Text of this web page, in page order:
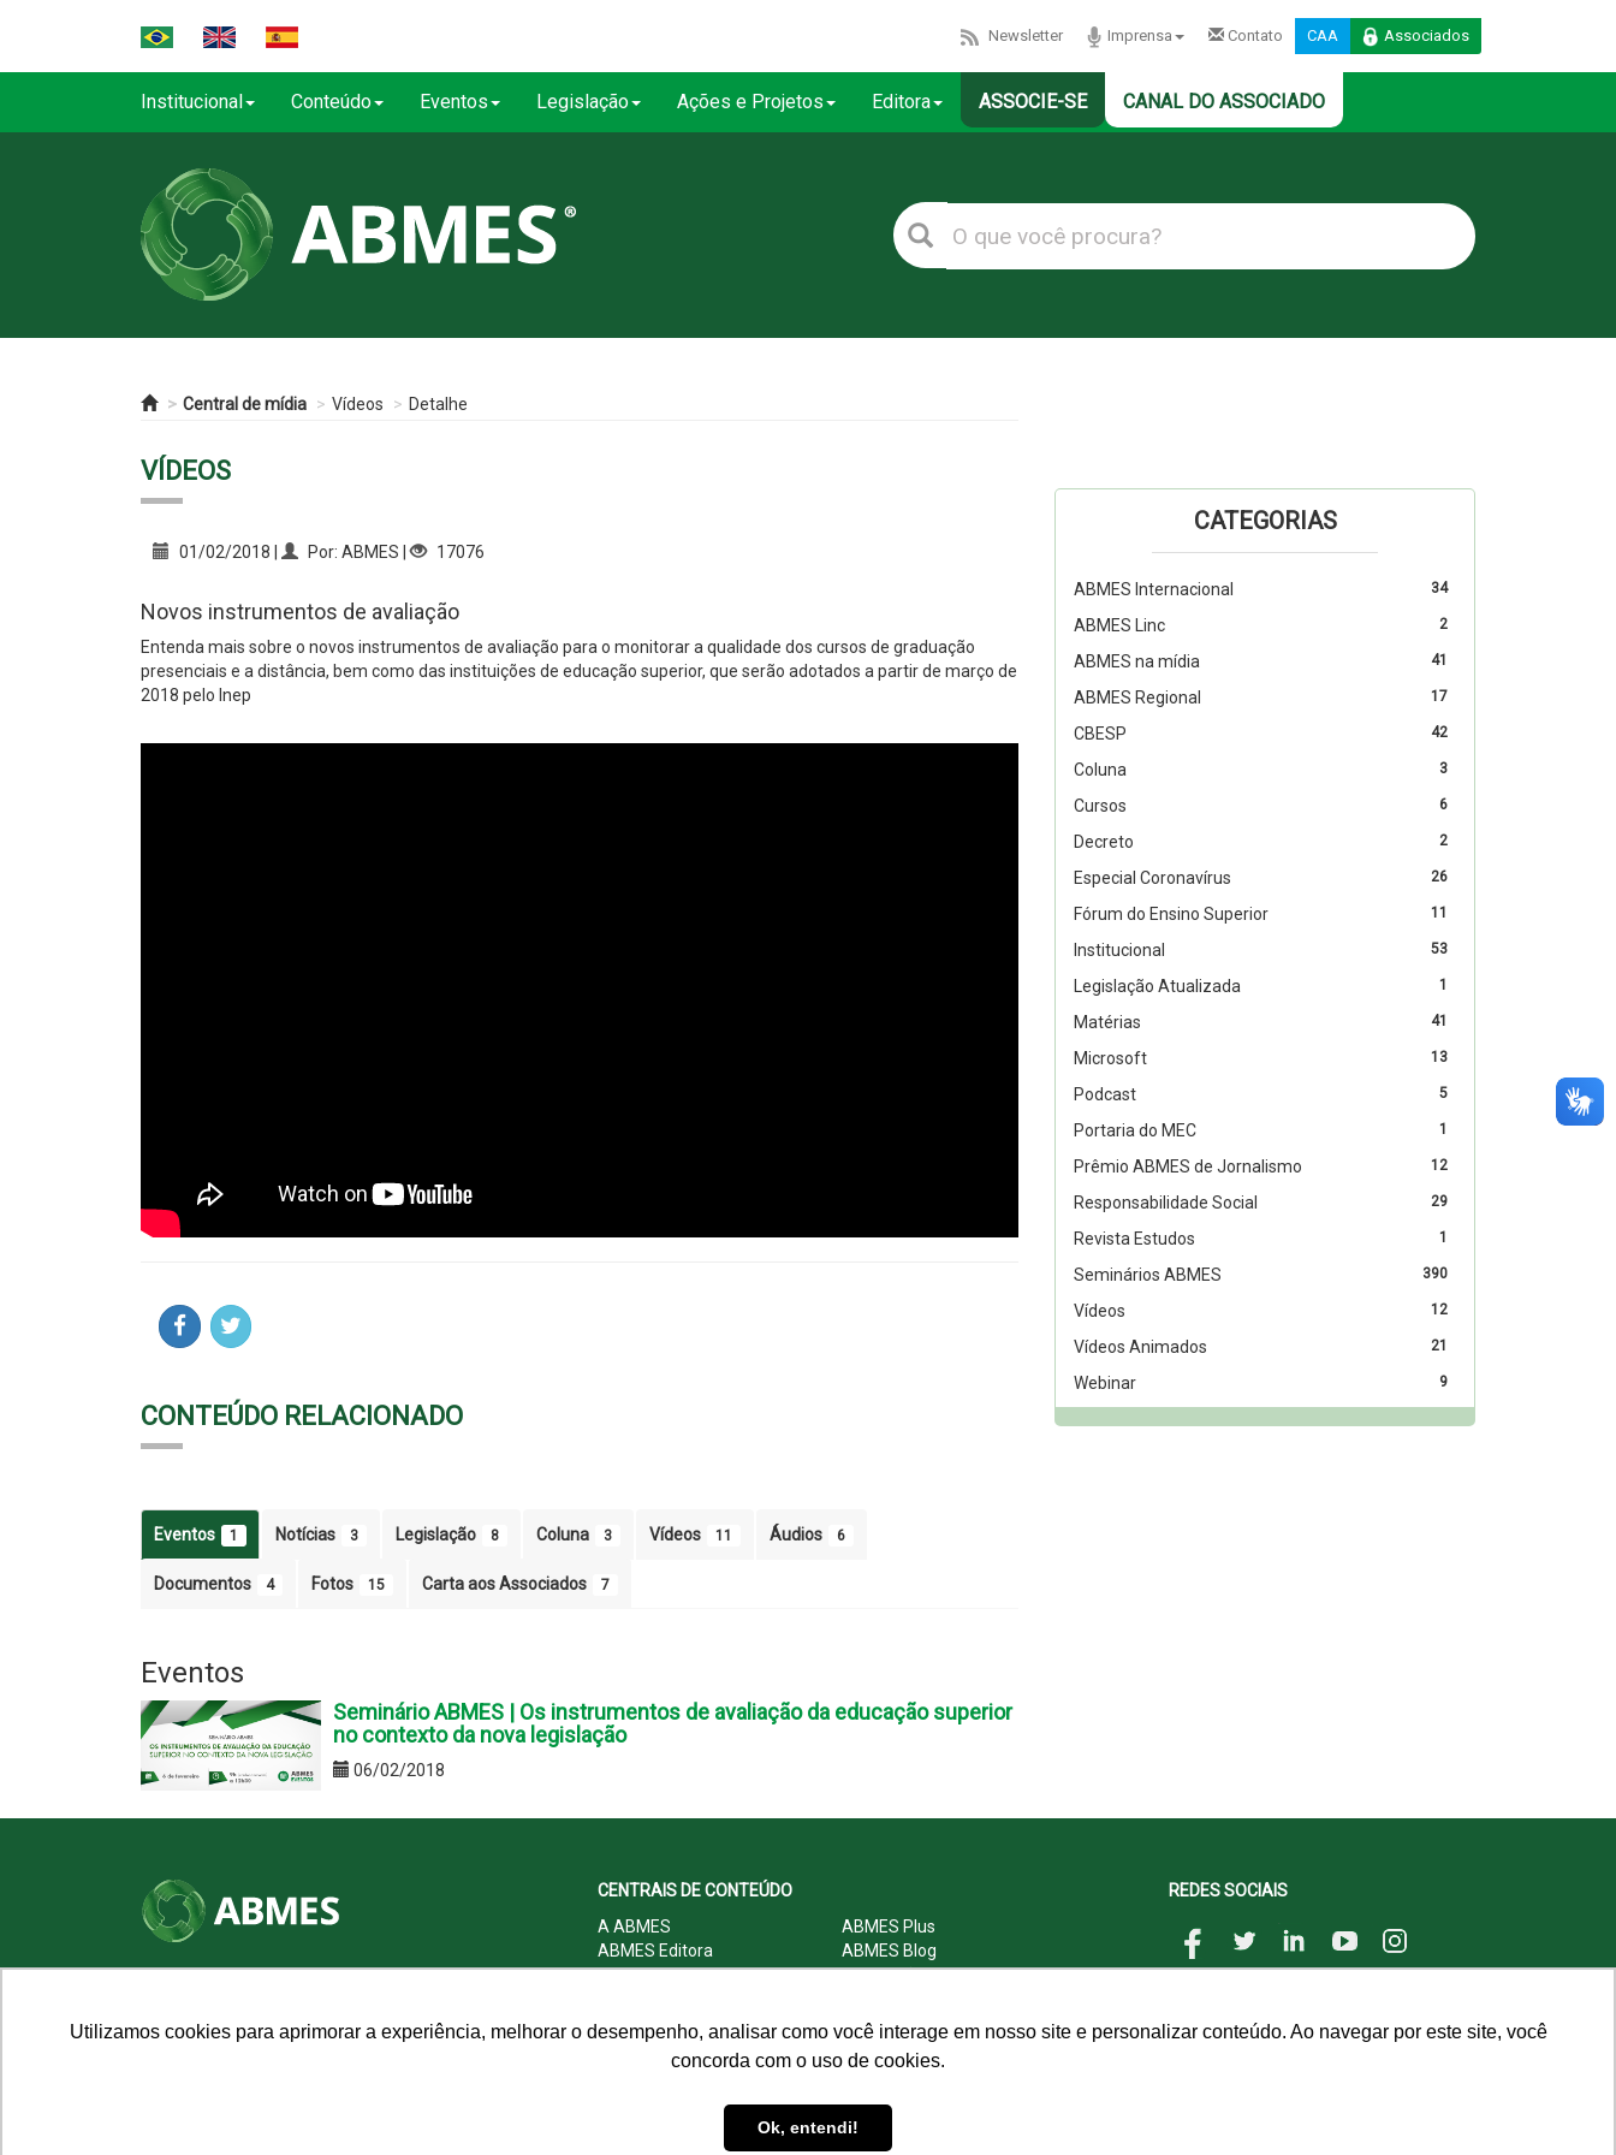
Utilizamos cookies para aprimorar a experiência, melhorar o desempenho, analisar como você interage em nosso site e personalizar conteúdo. Ao navegar por este site, você
concorda com o uso de cookies.
Ok, entendi!
Newsletter Imprensa Contato CAA Associados
Institucional Conteúdo Eventos Legislação Ações e Projetos Editora ASSOCIE-SE CANAL DO ASSOCIADO
Central de mídia Vídeos Detalhe
VÍDEOS
01/02/2018 | Por: ABMES | 17076
Novos instrumentos de avaliação
Entenda mais sobre o novos instrumentos de avaliação para o monitorar a qualidade dos cursos de graduação
presenciais e a distância, bem como das instituições de educação superior, que serão adotados a partir de março de
2018 pelo Inep
CONTEÚDO RELACIONADO
Eventos 1 Notícias 3 Legislação 8 Coluna 3 Vídeos 11 Áudios 6
Documentos 4 Fotos 15 Carta aos Associados 7
Eventos
Seminário ABMES | Os instrumentos de avaliação da educação superior
no contexto da nova legislação
06/02/2018
CATEGORIAS
34
ABMES Internacional
2
ABMES Linc
41
ABMES na mídia
17
ABMES Regional
42
CBESP
3
Coluna
6
Cursos
2
Decreto
26
Especial Coronavírus
11
Fórum do Ensino Superior
53
Institucional
1
Legislação Atualizada
41
Matérias
13
Microsoft
5
Podcast
1
Portaria do MEC
12
Prêmio ABMES de Jornalismo
29
Responsabilidade Social
1
Revista Estudos
390
Seminários ABMES
12
Vídeos
21
Vídeos Animados
9
Webinar
CEP: 70.701-060 - Asa Norte, Brasília/DF
CENTRAIS DE CONTEÚDO
A ABMES
ABMES Plus
ABMES Editora
ABMES Blog
ABMES LInC
Legislação
Central do Associado ABMES
Contato
REDES SOCIAIS
© 2009 - 2026 ABMES. Todos os direitos reservados.